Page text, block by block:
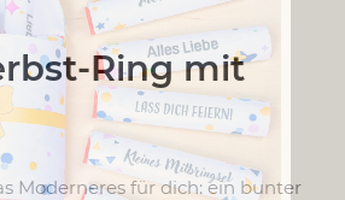
Ring mit
Moderneres für dich: ein bunter